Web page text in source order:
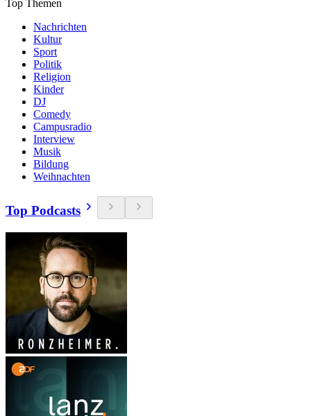
Top Themen
Nachrichten
Kultur
Sport
Politik
Religion
Kinder
DJ
Comedy
Campusradio
Interview
Musik
Bildung
Weihnachten
Top Podcasts